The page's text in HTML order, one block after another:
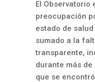
El Observatorio
preocupación
estado de
sumado a la
transparente,
durante más de
que se